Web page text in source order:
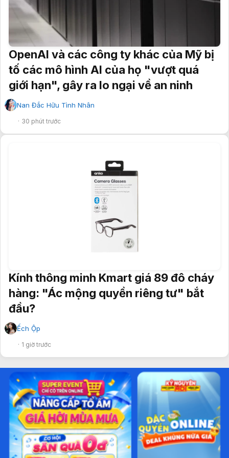
OpenAI và các công ty khác của Mỹ bị
tố các mô hình AI của họ "vượt quá
giới hạn", gây ra lo ngại về an ninh
Nan Đắc Hữu Tình Nhân
30 phút trước
Kính thông minh Kmart giá 89 đô cháy
hàng: "Ác mộng quyền riêng tư" bắt
đầu?
Ếch Ộp
1 giờ trước